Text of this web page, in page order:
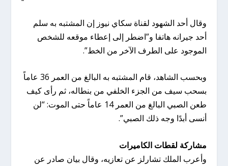
وقال أحد الشهود لقناة سكاي نيوز إن المشتبه به سلم
أحد جيرانه هاتفا و”اضطر إلى إعطاء موقعه للشخص
الموجود على الطرف الآخر من الخط”.
وبحسب الشاهد، قام المشتبه به البالغ من العمر 36 عاماً
بسحب سيف من الجزء الخلفي من بنطاله، ثم رأى كيف
طعن الصبي البالغ من العمر 14 عاماً حتى الموت: “لن
أنسى أبدًا وجه ذلك الصبي”.
مشاركة لقطات الكاميرات
وأعرب الملك تشارلز عن تعازيه، وقال بيان صادر عن